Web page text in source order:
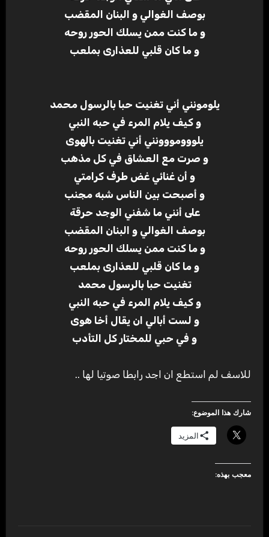
بوصف الغوالي و البنان المقضب
و ما كنت ممن يسلك الحور روحه
و ما كان قلبي للعذارى بملعب
يلومونني أني تغنيت حبا بالرسول محمد
و كيف يلام المرء في حبه النبي
يلووومووونني أني تغنيت بالهوى
و صرت مع العشاق في كل مذهب
و أن غنائي غض طرف كرامتي
و أصبحت بين الناس شبه مجنب
على أنني ما شفني الوجد حرقة
بوصف الغوالي و البنان المقضب
و ما كنت ممن يسلك الحور روحه
و ما كان قلبي للعذارى بملعب
تغنيت حبا بالرسول محمد
و كيف يلام المرء في حبه النبي
و لست أبالي ان يقال أخا هوى
و في حبي للمختار كل التأدب
للاسف لم استطع ان اجد رابطا صوتيا لها ..
شارك هذا الموضوع:
المزيد
معجب بهذه: